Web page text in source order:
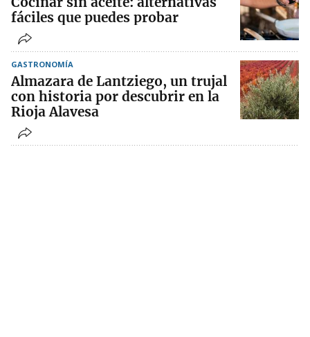
fáciles que puedes probar
GASTRONOMÍA
Almazara de Lantziego, un trujal
con historia por descubrir en la
Rioja Alavesa